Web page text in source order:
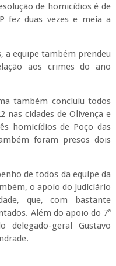
de homicídios é de
fez duas vezes e meia a
a equipe também prendeu
aos crimes do ano
também concluiu todos
nas cidades de Olivença e
homicídios de Poço das
foram presos dois
de todos da equipe da
o apoio do Judiciário
que, com bastante
Além do apoio do 7ª
geral Gustavo